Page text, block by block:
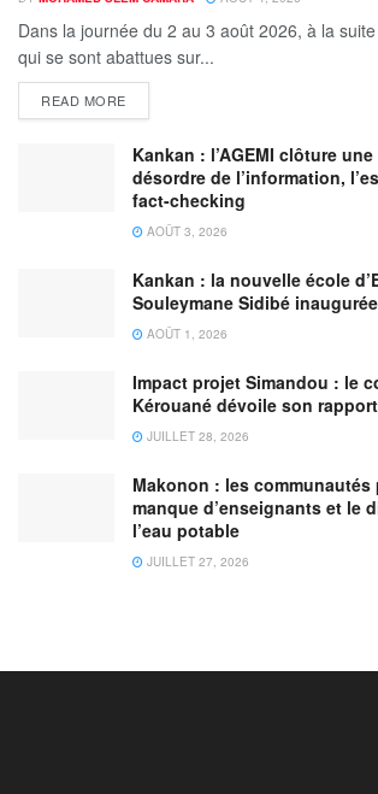
Dans la journée du 2 au 3 août 2026, à la
qui se sont abattues sur...
READ MORE
Kankan : l’AGEMI clôture
désordre de l’information,
fact-checking
AOÛT 3, 2026
Kankan : la nouvelle école
Souleymane Sidibé inaugurée
AOÛT 1, 2026
Impact projet Simandou : le
Kérouané dévoile son
JUILLET 28, 2026
Makonon : les communautés
manque d’enseignants et le
l’eau potable
JUILLET 27, 2026